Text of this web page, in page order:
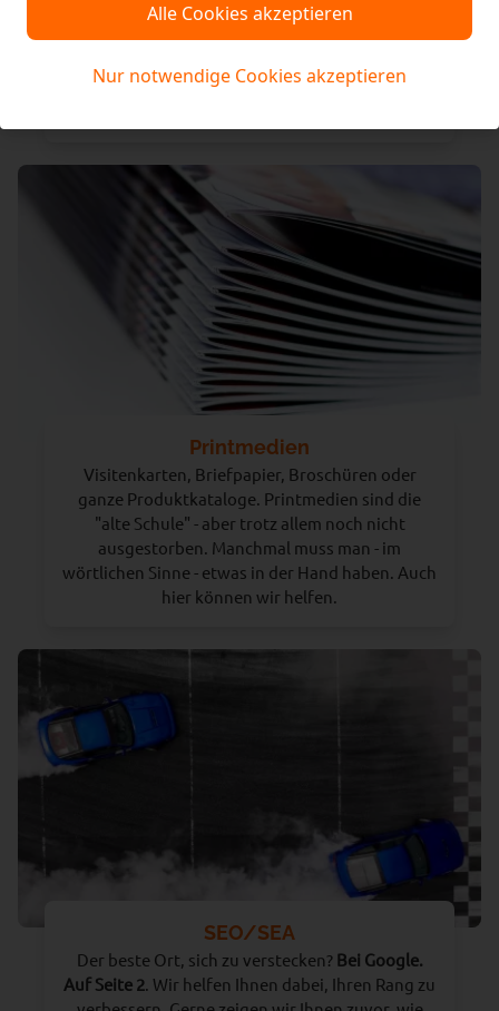
App-Entwicklung
eine mobile Anwendung für Android oder iOS?
Printmedien
Visitenkarten, Briefpapier, Broschüren oder
ganze Produktkataloge. Printmedien sind die
"alte Schule" - aber trotz allem noch nicht
ausgestorben. Manchmal muss man - im
wörtlichen Sinne - etwas in der Hand haben. Auch
hier können wir helfen.
SEO/SEA
Der beste Ort, sich zu verstecken? Bei Google.
Auf Seite 2 . Wir helfen Ihnen dabei, Ihren Rang zu
Alle Cookies akzeptieren
Nur notwendige Cookies akzeptieren